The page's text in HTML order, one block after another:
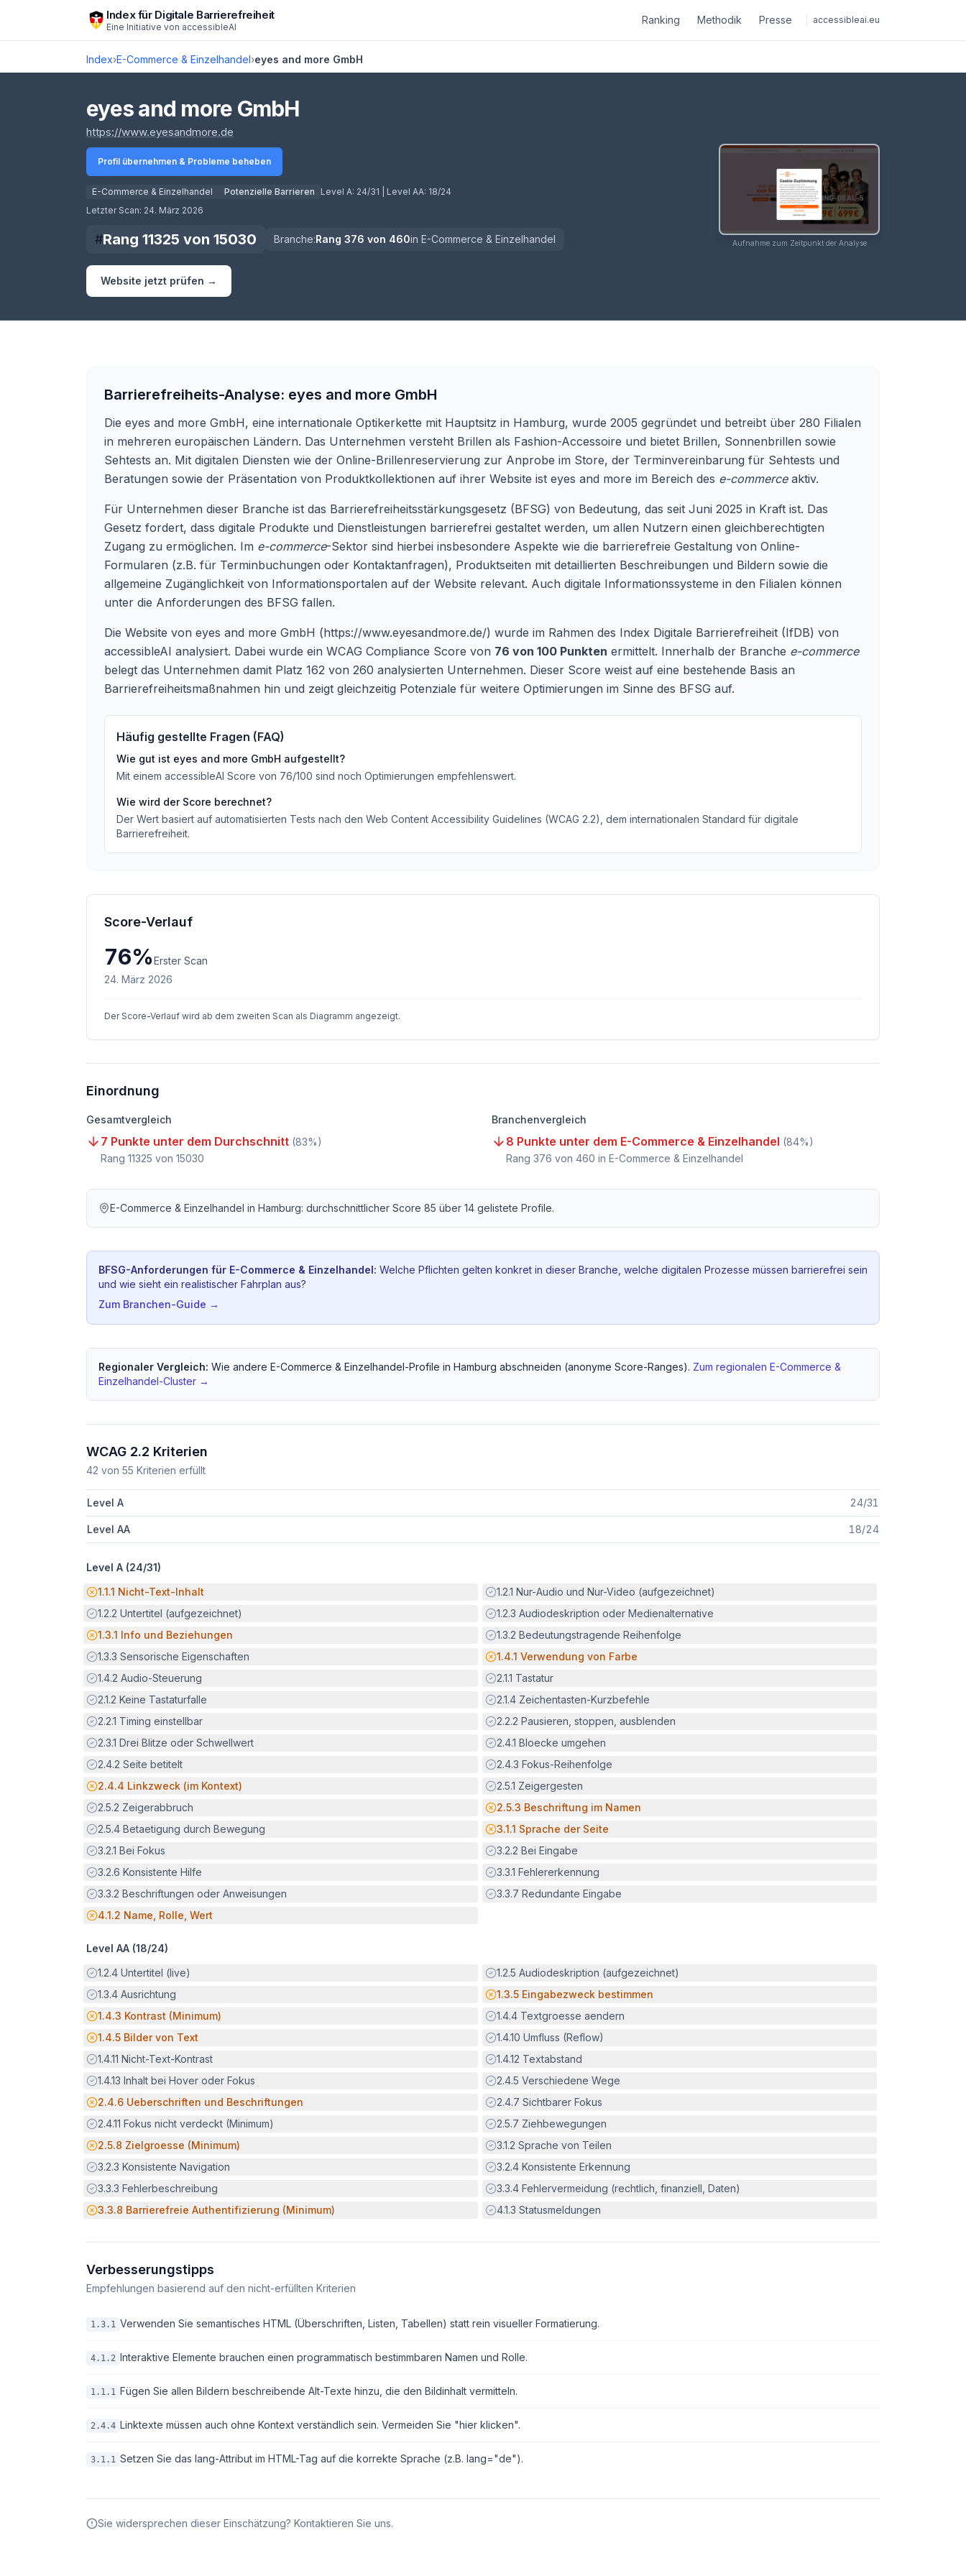
Zum Hauptinhalt springenIndex für Digitale Barrierefreiheit
Eine Initiative von accessibleAI
Ranking Methodik Presse accessibleai.eu
Index›E-Commerce & Einzelhandel›eyes and more GmbH
Score lädt
eyes and more GmbH
https://www.eyesandmore.de
Profil übernehmen & Probleme beheben
E-Commerce & Einzelhandel Potenzielle Barrieren Level A: 24/31 | Level AA: 18/24
Letzter Scan: 24. März 2026
#Rang 11325 von 15030 Branche:Rang 376 von 460in E-Commerce & Einzelhandel
Website jetzt prüfen →
Aufnahme zum Zeitpunkt der Analyse
Barrierefreiheits-Analyse: eyes and more GmbH
Die eyes and more GmbH, eine internationale Optikerkette mit Hauptsitz in Hamburg, wurde 2005 gegründet und betreibt über 280 Filialen
in mehreren europäischen Ländern. Das Unternehmen versteht Brillen als Fashion-Accessoire und bietet Brillen, Sonnenbrillen sowie
Sehtests an. Mit digitalen Diensten wie der Online-Brillenreservierung zur Anprobe im Store, der Terminvereinbarung für Sehtests und
Beratungen sowie der Präsentation von Produktkollektionen auf ihrer Website ist eyes and more im Bereich des e-commerceaktiv.
Für Unternehmen dieser Branche ist das Barrierefreiheitsstärkungsgesetz (BFSG) von Bedeutung, das seit Juni 2025 in Kraft ist. Das
Gesetz fordert, dass digitale Produkte und Dienstleistungen barrierefrei gestaltet werden, um allen Nutzern einen gleichberechtigten
Zugang zu ermöglichen. Im e-commerce-Sektor sind hierbei insbesondere Aspekte wie die barrierefreie Gestaltung von Online-
Formularen (z.B. für Terminbuchungen oder Kontaktanfragen), Produktseiten mit detaillierten Beschreibungen und Bildern sowie die
allgemeine Zugänglichkeit von Informationsportalen auf der Website relevant. Auch digitale Informationssysteme in den Filialen können
unter die Anforderungen des BFSG fallen.
Die Website von eyes and more GmbH (https://www.eyesandmore.de/) wurde im Rahmen des Index Digitale Barrierefreiheit (IfDB) von
accessibleAI analysiert. Dabei wurde ein WCAG Compliance Score von 76 von 100 Punkten ermittelt. Innerhalb der Branche e-commerce
belegt das Unternehmen damit Platz 162 von 260 analysierten Unternehmen. Dieser Score weist auf eine bestehende Basis an
Barrierefreiheitsmaßnahmen hin und zeigt gleichzeitig Potenziale für weitere Optimierungen im Sinne des BFSG auf.
Häufig gestellte Fragen (FAQ)
Wie gut ist eyes and more GmbH aufgestellt?
Mit einem accessibleAI Score von 76/100 sind noch Optimierungen empfehlenswert.
Wie wird der Score berechnet?
Der Wert basiert auf automatisierten Tests nach den Web Content Accessibility Guidelines (WCAG 2.2), dem internationalen Standard für digitale
Barrierefreiheit.
Score-Verlauf
76%Erster Scan
24. März 2026
Der Score-Verlauf wird ab dem zweiten Scan als Diagramm angezeigt.
Einordnung
Gesamtvergleich
7 Punkte unter dem Durchschnitt (83%)
Rang 11325 von 15030
Branchenvergleich
8 Punkte unter dem E-Commerce & Einzelhandel (84%)
Rang 376 von 460 in E-Commerce & Einzelhandel
E-Commerce & Einzelhandel in Hamburg: durchschnittlicher Score 85 über 14 gelistete Profile.
BFSG-Anforderungen für E-Commerce & Einzelhandel: Welche Pflichten gelten konkret in dieser Branche, welche digitalen Prozesse müssen barrierefrei sein
und wie sieht ein realistischer Fahrplan aus?
Zum Branchen-Guide →
Regionaler Vergleich: Wie andere E-Commerce & Einzelhandel-Profile in Hamburg abschneiden (anonyme Score-Ranges). Zum regionalen E-Commerce &
Einzelhandel-Cluster →
WCAG 2.2 Kriterien
42 von 55 Kriterien erfüllt
Level A 24/31
Level AA 18/24
Level A (24/31)
Potenzielle Barriere:
1.1.1 Nicht-Text-Inhalt Erfüllt:
1.2.1 Nur-Audio und Nur-Video (aufgezeichnet)
Erfüllt:
1.2.2 Untertitel (aufgezeichnet) Erfüllt:
1.2.3 Audiodeskription oder Medienalternative
Potenzielle Barriere:
1.3.1 Info und Beziehungen Erfüllt:
1.3.2 Bedeutungstragende Reihenfolge
Erfüllt:
1.3.3 Sensorische Eigenschaften Potenzielle Barriere:
1.4.1 Verwendung von Farbe
Erfüllt:
1.4.2 Audio-Steuerung Erfüllt:
2.1.1 Tastatur
Erfüllt:
2.1.2 Keine Tastaturfalle Erfüllt:
2.1.4 Zeichentasten-Kurzbefehle
Erfüllt:
2.2.1 Timing einstellbar Erfüllt:
2.2.2 Pausieren, stoppen, ausblenden
Erfüllt:
2.3.1 Drei Blitze oder Schwellwert Erfüllt:
2.4.1 Bloecke umgehen
Erfüllt:
2.4.2 Seite betitelt Erfüllt:
2.4.3 Fokus-Reihenfolge
Potenzielle Barriere:
2.4.4 Linkzweck (im Kontext) Erfüllt:
2.5.1 Zeigergesten
Erfüllt:
2.5.2 Zeigerabbruch Potenzielle Barriere:
2.5.3 Beschriftung im Namen
Erfüllt:
2.5.4 Betaetigung durch Bewegung Potenzielle Barriere:
3.1.1 Sprache der Seite
Erfüllt:
3.2.1 Bei Fokus Erfüllt:
3.2.2 Bei Eingabe
Erfüllt:
3.2.6 Konsistente Hilfe Erfüllt:
3.3.1 Fehlererkennung
Erfüllt:
3.3.2 Beschriftungen oder Anweisungen Erfüllt:
3.3.7 Redundante Eingabe
Potenzielle Barriere:
4.1.2 Name, Rolle, Wert
Level AA (18/24)
Erfüllt:
1.2.4 Untertitel (live) Erfüllt:
1.2.5 Audiodeskription (aufgezeichnet)
Erfüllt:
1.3.4 Ausrichtung Potenzielle Barriere:
1.3.5 Eingabezweck bestimmen
Potenzielle Barriere:
1.4.3 Kontrast (Minimum) Erfüllt:
1.4.4 Textgroesse aendern
Potenzielle Barriere:
1.4.5 Bilder von Text Erfüllt:
1.4.10 Umfluss (Reflow)
Erfüllt:
1.4.11 Nicht-Text-Kontrast Erfüllt:
1.4.12 Textabstand
Erfüllt:
1.4.13 Inhalt bei Hover oder Fokus Erfüllt:
2.4.5 Verschiedene Wege
Potenzielle Barriere:
2.4.6 Ueberschriften und Beschriftungen Erfüllt:
2.4.7 Sichtbarer Fokus
Erfüllt:
2.4.11 Fokus nicht verdeckt (Minimum) Erfüllt:
2.5.7 Ziehbewegungen
Potenzielle Barriere:
2.5.8 Zielgroesse (Minimum) Erfüllt:
3.1.2 Sprache von Teilen
Erfüllt:
3.2.3 Konsistente Navigation Erfüllt:
3.2.4 Konsistente Erkennung
Erfüllt:
3.3.3 Fehlerbeschreibung Erfüllt:
3.3.4 Fehlervermeidung (rechtlich, finanziell, Daten)
Potenzielle Barriere:
3.3.8 Barrierefreie Authentifizierung (Minimum) Erfüllt:
4.1.3 Statusmeldungen
Verbesserungstipps
Empfehlungen basierend auf den nicht-erfüllten Kriterien
1.3.1 Verwenden Sie semantisches HTML (Überschriften, Listen, Tabellen) statt rein visueller Formatierung.
4.1.2 Interaktive Elemente brauchen einen programmatisch bestimmbaren Namen und Rolle.
1.1.1 Fügen Sie allen Bildern beschreibende Alt-Texte hinzu, die den Bildinhalt vermitteln.
2.4.4 Linktexte müssen auch ohne Kontext verständlich sein. Vermeiden Sie "hier klicken".
3.1.1 Setzen Sie das lang-Attribut im HTML-Tag auf die korrekte Sprache (z.B. lang="de").
Sie widersprechen dieser Einschätzung? Kontaktieren Sie uns.